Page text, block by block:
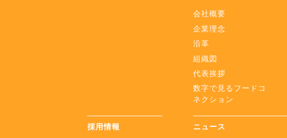
会社概要
企業理念
沿革
組織図
代表挨拶
数字で見るフードコ
ネクション
採用情報 ニュース